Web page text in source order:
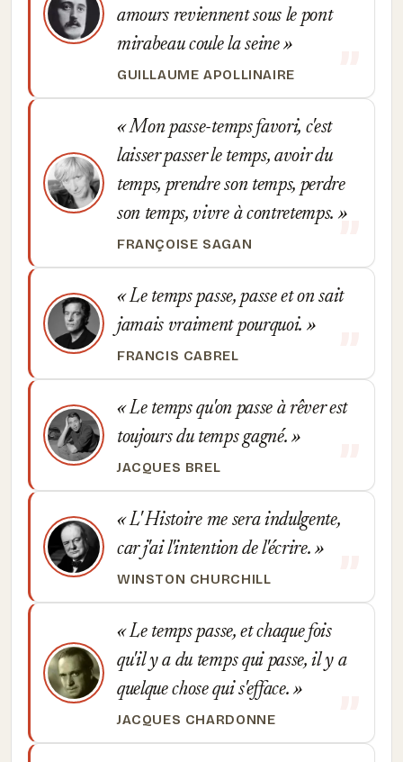
amours reviennent sous le pont
mirabeau coule la seine
GUILLAUME APOLLINAIRE
Mon passe-temps favori, c'est
laisser passer le temps, avoir du
temps, prendre son temps, perdre
son temps, vivre à contretemps.
FRANÇOISE SAGAN
Le temps passe, passe et on sait
jamais vraiment pourquoi.
FRANCIS CABREL
Le temps qu'on passe à rêver est
toujours du temps gagné.
JACQUES BREL
L' Histoire me sera indulgente,
car j'ai l'intention de l'écrire.
WINSTON CHURCHILL
Le temps passe, et chaque fois
qu'il y a du temps qui passe, il y a
quelque chose qui s'efface.
JACQUES CHARDONNE